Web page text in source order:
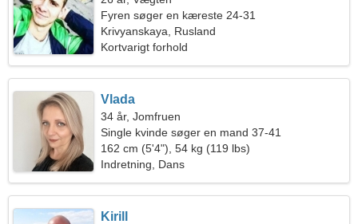
Fyren søger en kæreste 24-31
Krivyanskaya, Rusland
Kortvarigt forhold
Vlada
34 år, Jomfruen
Single kvinde søger en mand 37-41
162 cm (5'4"), 54 kg (119 lbs)
Indretning, Dans
Kirill